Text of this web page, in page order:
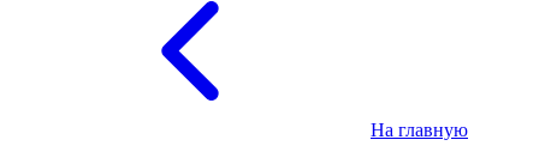
На главную